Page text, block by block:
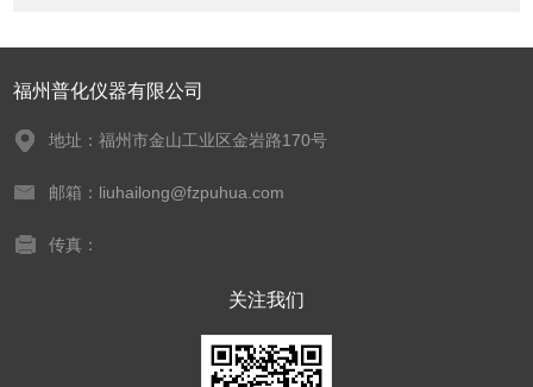
福州普化仪器有限公司
地址：福州市金山工业区金岩路170号
邮箱：liuhailong@fzpuhua.com
传真：
关注我们